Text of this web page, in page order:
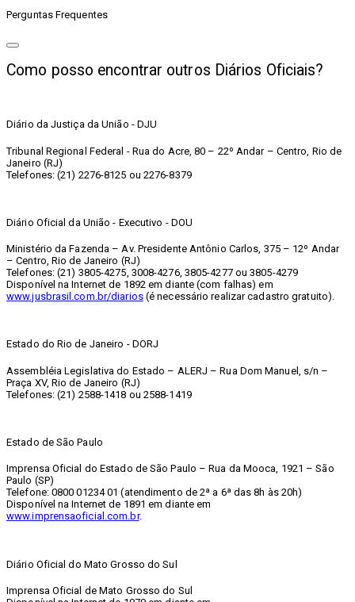
Perguntas Frequentes
Como posso encontrar outros Diários Oficiais?
Diário da Justiça da União - DJU
Tribunal Regional Federal - Rua do Acre, 80 – 22º Andar – Centro, Rio de
Janeiro (RJ)
Telefones: (21) 2276-8125 ou 2276-8379
Diário Oficial da União - Executivo - DOU
Ministério da Fazenda – Av. Presidente Antônio Carlos, 375 – 12º Andar
– Centro, Rio de Janeiro (RJ)
Telefones: (21) 3805-4275, 3008-4276, 3805-4277 ou 3805-4279
Disponível na Internet de 1892 em diante (com falhas) em
www.jusbrasil.com.br/diarios(é necessário realizar cadastro gratuito).
Estado do Rio de Janeiro - DORJ
Assembléia Legislativa do Estado – ALERJ – Rua Dom Manuel, s/n –
Praça XV, Rio de Janeiro (RJ)
Telefones: (21) 2588-1418 ou 2588-1419
Estado de São Paulo
Imprensa Oficial do Estado de São Paulo – Rua da Mooca, 1921 – São
Paulo (SP)
Telefone: 0800 01234 01 (atendimento de 2ª a 6ª das 8h às 20h)
Disponível na Internet de 1891 em diante em
www.imprensaoficial.com.br.
Diário Oficial do Mato Grosso do Sul
Imprensa Oficial de Mato Grosso do Sul